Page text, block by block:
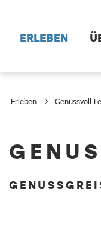
ERLEBEN
Erleben Genussvoll
Genussläden